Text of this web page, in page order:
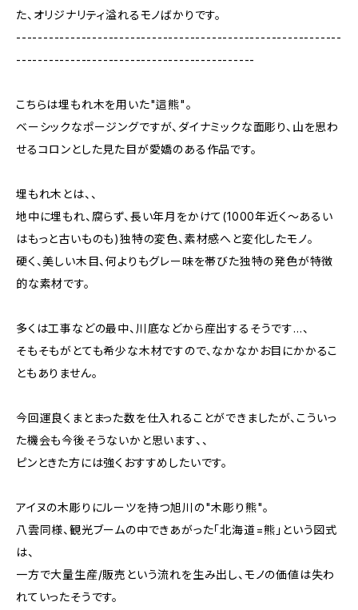
た、オリジナリティ溢れるモノばかりです。
------------------------------------------------------------
--------------------------------------------
こちらは埋もれ木を用いた"這熊"。
ベーシックなポージングですが、ダイナミックな面彫り、山を思わ
せるコロンとした見た目が愛嬌のある作品です。
埋もれ木とは、、
地中に埋もれ、腐らず、長い年月をかけて(1000年近く〜あるい
はもっと古いものも)独特の変色、素材感へと変化したモノ。
硬く、美しい木目、何よりもグレー味を帯びた独特の発色が特徴
的な素材です。
多くは工事などの最中、川底などから産出するそうです…、
そもそもがとても希少な木材ですので、なかなかお目にかかるこ
ともありません。
今回運良くまとまった数を仕入れることができましたが、こういっ
た機会も今後そうないかと思います、、
ピンときた方には強くおすすめしたいです。
アイヌの木彫りにルーツを持つ旭川の"木彫り熊"。
八雲同様、観光ブームの中できあがった「北海道=熊」という図式
は、
一方で大量生産/販売という流れを生み出し、モノの価値は失わ
れていったそうです。